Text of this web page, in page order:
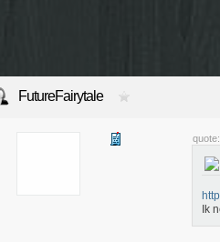
FutureFairytale
quote:
Ik